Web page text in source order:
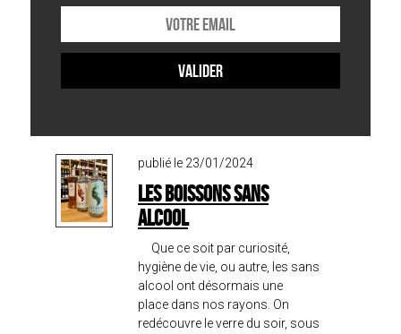
publié le 23/01/2024
Les boissons sans
alcool
Que ce soit par curiosité,
hygiène de vie, ou autre, les sans
alcool ont désormais une
place dans nos rayons. On
redécouvre le verre du soir, sous